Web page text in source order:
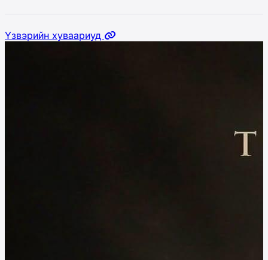
Үзвэрийн хуваариуд